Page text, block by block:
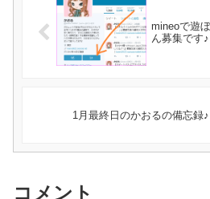
mineoで遊
ん募集です♪
1月最終日のかおるの備忘録♪
コメント